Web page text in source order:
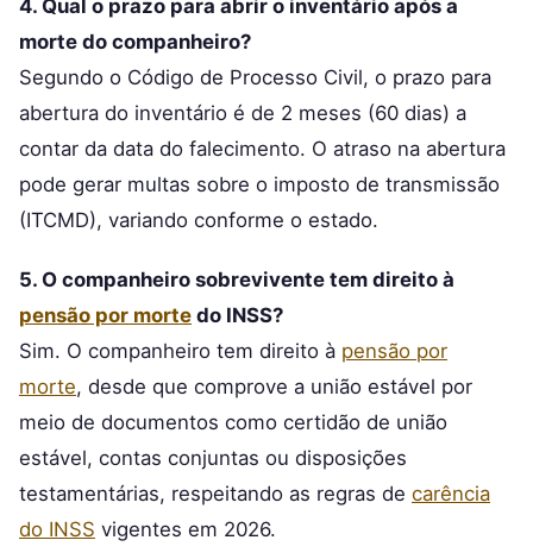
4. Qual o prazo para abrir o inventário após a
morte do companheiro?
Segundo o Código de Processo Civil, o prazo para
abertura do inventário é de 2 meses (60 dias) a
contar da data do falecimento. O atraso na abertura
pode gerar multas sobre o imposto de transmissão
(ITCMD), variando conforme o estado.
5. O companheiro sobrevivente tem direito à
pensão por morte do INSS?
Sim. O companheiro tem direito à pensão por
morte, desde que comprove a união estável por
meio de documentos como certidão de união
estável, contas conjuntas ou disposições
testamentárias, respeitando as regras de carência
do INSS vigentes em 2026.